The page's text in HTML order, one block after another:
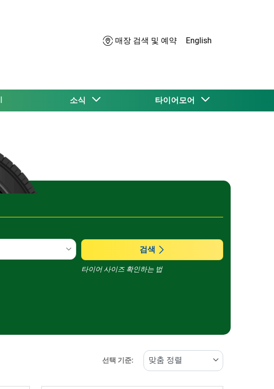
매장 검색 및 예약 English
소식 타이어모어
검색
타이어 사이즈 확인하는 법
선택 기준: